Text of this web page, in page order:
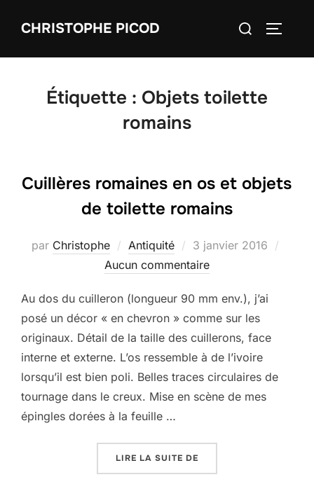
CHRISTOPHE PICOD Rechercher :
Étiquette : Objets toilette
romains
Cuillères romaines en os et objets
de toilette romains
par Christophe Antiquité
Publié
le
3 janvier 2016
Aucun commentaire
Au dos du cuilleron (longueur 90 mm env.), j’ai
posé un décor « en chevron » comme sur les
originaux. Détail de la taille des cuillerons, face
interne et externe. L’os ressemble à de l’ivoire
lorsqu’il est bien poli. Belles traces circulaires de
tournage dans le creux. Mise en scène de mes
épingles dorées à la feuille …
LIRE LA SUITE DE